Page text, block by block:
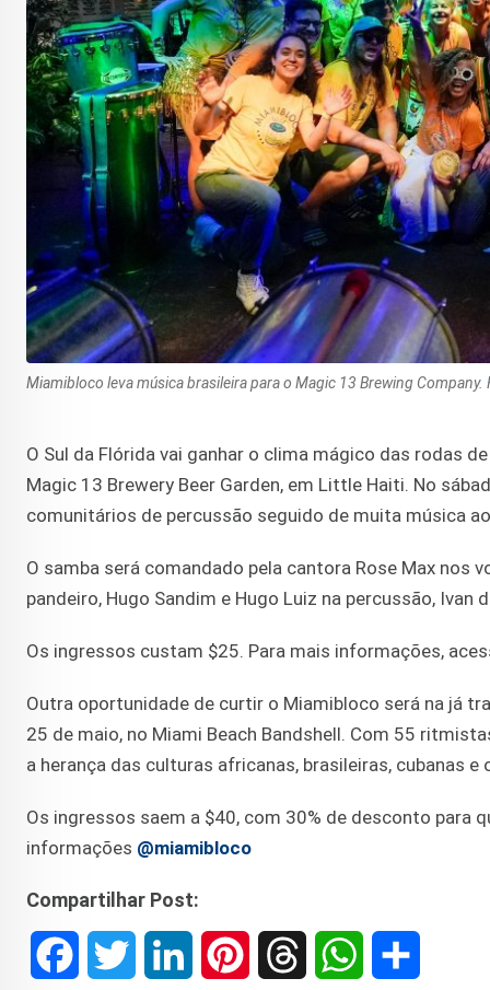
Miamibloco leva música brasileira para o Magic 13 Brewing Company.
O Sul da Flórida vai ganhar o clima mágico das rodas
Magic 13 Brewery Beer Garden, em Little Haiti. No
comunitários de percussão seguido de muita música
O samba será comandado pela cantora Rose Max nos
pandeiro, Hugo Sandim e Hugo Luiz na percussão, Ivan
Os ingressos custam $25. Para mais informações,
Outra oportunidade de curtir o Miamibloco será na já
25 de maio, no Miami Beach Bandshell. Com 55
a herança das culturas africanas, brasileiras, cubanas
Os ingressos saem a $40, com 30% de desconto para
informações @miamibloco
Compartilhar Post: